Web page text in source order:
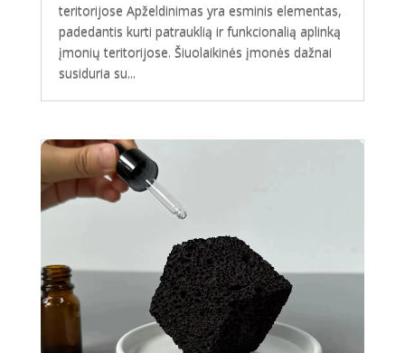
teritorijose Apželdinimas yra esminis elementas,
padedantis kurti patrauklią ir funkcionalią aplinką
įmonių teritorijose. Šiuolaikinės įmonės dažnai
susiduria su...